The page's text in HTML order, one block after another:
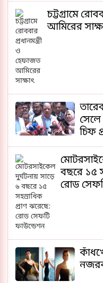
চট্টগ্রামে
আমিরের
সেলে
চিফ
বছরে ১৫
রোড